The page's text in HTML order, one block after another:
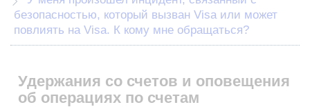
безопасностью, который вызван Visa или может
повлиять на Visa. К кому мне обращаться?
Удержания со счетов и оповещения
об операциях по счетам